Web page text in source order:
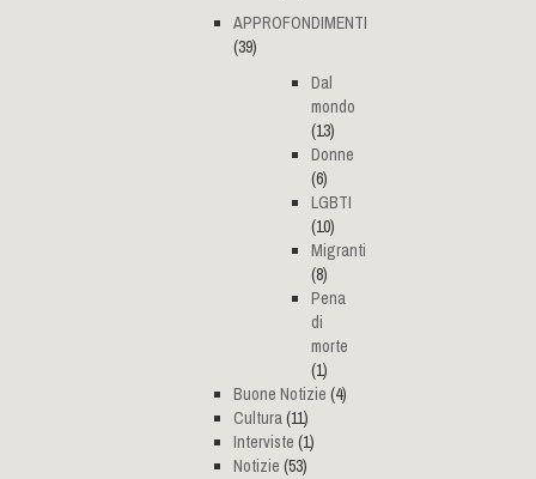
APPROFONDIMENTI
(39)
Dal
mondo
(13)
Donne
(6)
LGBTI
(10)
Migranti
(8)
Pena
di
morte
(1)
Buone Notizie (4)
Cultura(11)
Interviste (1)
Notizie (53)